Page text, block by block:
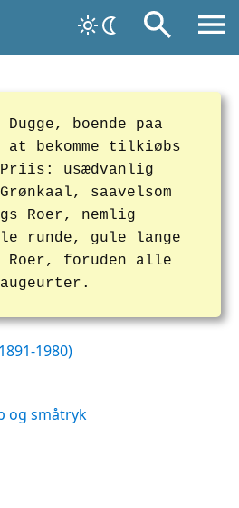
boende paa
at bekomme tilkiøbs
usædvanlig
saavelsom
Roer, nemlig
runde, gule lange
Roer, foruden alle
1980)
og småtryk